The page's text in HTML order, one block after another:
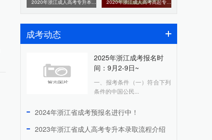
2020年浙江成人高考专升本《英语》参考答案（考生回忆版本） 2020年浙江成人高考高起专《语文》参考答案（考生回忆版）
成考动态
2025年浙江成考报名时
间：9月2-9日~
一、报考条件（一）符合下列
条件的中国公民...
2024年浙江省成考预报名进行中！
2023年浙江省成人高考专升本录取流程介绍